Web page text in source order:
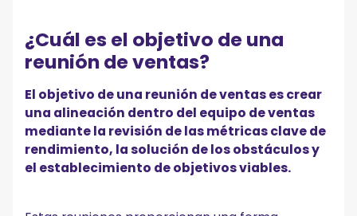
5. Intercambie ideas y explore soluciones en equipo
6. Analice su competencia
7. Establezca elementos de acción claros para todos los
vendedores y gerentes
Cómo hacer un seguimiento de una reunión de
ventas
Agenda de la reunión de ventas [plantilla gratuita]
¿Cuál es el objetivo de una
reunión de ventas?
El objetivo de una reunión de ventas es crear
una alineación dentro del equipo de ventas
mediante la revisión de las métricas clave de
rendimiento, la solución de los obstáculos y
el establecimiento de objetivos viables.